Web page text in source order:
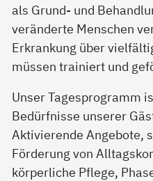
als Grund- und
veränderte Menschen
Erkrankung über
müssen trainiert und
Unser Tagesprogramm
Bedürfnisse unserer
Aktivierende Angebote,
Förderung von
körperliche Pflege,